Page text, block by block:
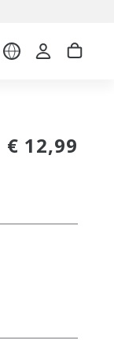
€ 12,99